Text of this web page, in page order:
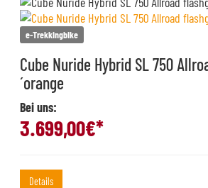
e-Trekkingbike
Cube Nuride Hybrid SL 750
´orange
Bei uns:
3.699,00€*
Details